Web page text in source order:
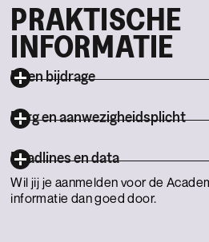
PRAKTISCHE
INFORMATIE
Eigen bijdrage
Borg en aanwezigheidsplicht
Deadlines en data
Wil jij je aanmelden voor de
informatie dan goed door.